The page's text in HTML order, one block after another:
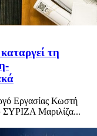
τη
Εργασίας Κωστή
ΣΥΡΙΖΑ Μαριλίζα...